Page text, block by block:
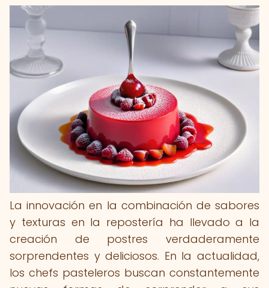
La innovación en la combinación de sabores
y texturas en la repostería ha llevado a la
creación de postres verdaderamente
sorprendentes y deliciosos. En la actualidad,
los chefs pasteleros buscan constantemente